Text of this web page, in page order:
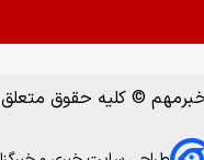
© کلیه حقوق متعلق